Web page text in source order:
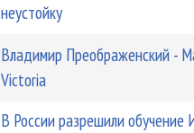
неустойку
Владимир Преображенский -
Victoria
В России разрешили обучение